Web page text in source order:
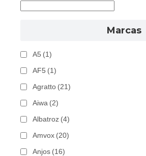
Marcas
A5 (1)
AF5 (1)
Agratto (21)
Aiwa (2)
Albatroz (4)
Amvox (20)
Anjos (16)